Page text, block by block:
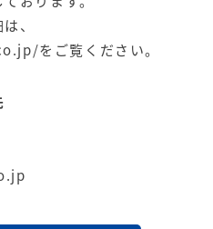
、
をご覧ください。